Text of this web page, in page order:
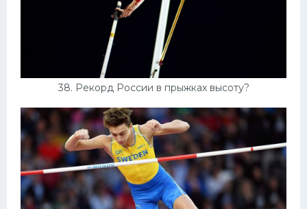
38. Рекорд России в прыжках высоту?